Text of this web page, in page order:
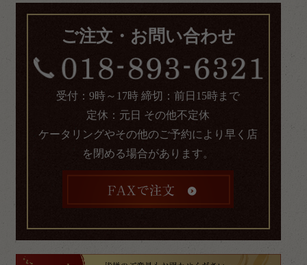
ご注文・お問い合わせ
受付：9時～17時 締切：前日15時まで
定休：元日 その他不定休
ケータリングやその他のご予約により早く店
を閉める場合があります。